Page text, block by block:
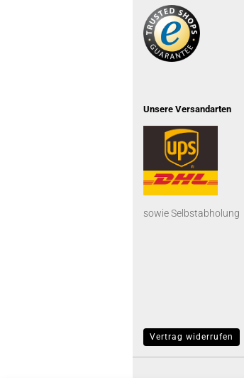
Unsere Versandarten
sowie Selbstabholung
Vertrag widerrufen